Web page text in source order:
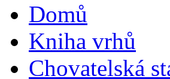
Domů
Kniha vrhů
Chovatelská